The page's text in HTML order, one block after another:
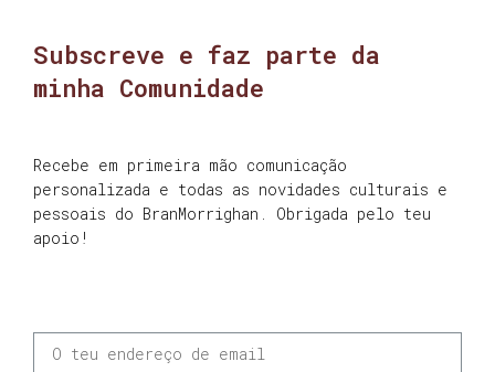
Subscreve e faz parte da
minha Comunidade
Recebe em primeira mão comunicação
personalizada e todas as novidades culturais e
pessoais do BranMorrighan. Obrigada pelo teu
apoio!